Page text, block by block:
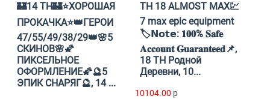
🏰14 TH🏰⭐ХОРОШАЯ
ПРОКАЧКА⭐👑ГЕРОИ
47/55/49/38/29👑🌸5
СКИНОВ🌸🌠
ПИКСЕЛЬНОЕ
ОФОРМЛЕНИЕ🌠🔮5
ЭПИК СНАРЯГ🔮, 14 ...
TH 18 ALMOST MAX💹
7 max epic equipment
🏷️𝗡𝗼𝘁𝗲: 𝟏𝟎𝟎% 𝐒𝐚𝐟𝐞
𝐀𝐜𝐜𝐨𝐮𝐧𝐭 𝐆𝐮𝐚𝐫𝐚𝐧𝐭𝐞𝐞𝐝📌,
18 TH Родной
Деревни, 10...
10104.00 p